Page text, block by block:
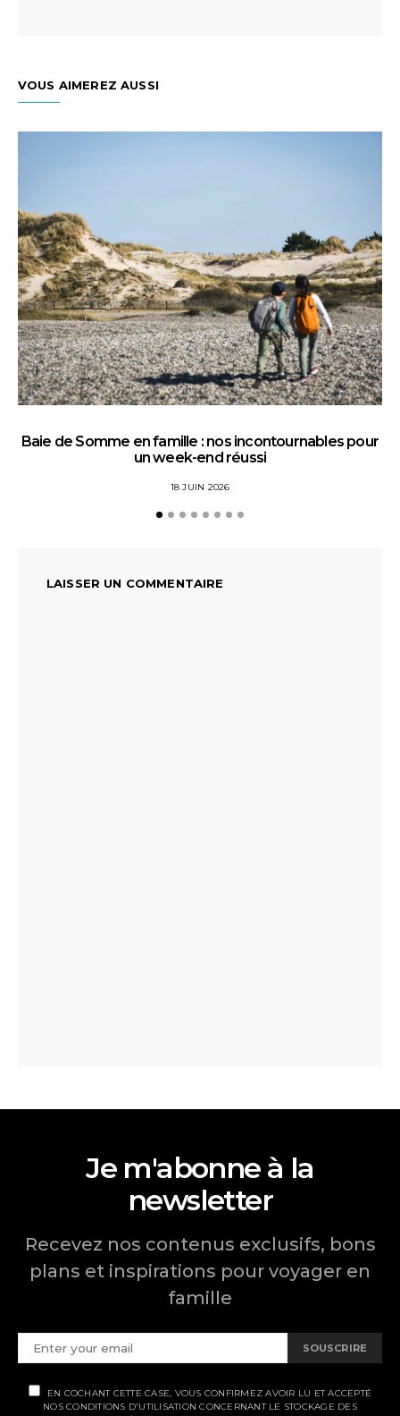
VOUS AIMEREZ AUSSI
Baie de Somme en famille : nos incontournables pour
un week-end réussi
18 JUIN 2026
LAISSER UN COMMENTAIRE
Je m'abonne à la
newsletter
Recevez nos contenus exclusifs, bons
plans et inspirations pour voyager en
famille
SOUSCRIRE
EN COCHANT CETTE CASE, VOUS CONFIRMEZ AVOIR LU ET ACCEPTÉ
NOS CONDITIONS D'UTILISATION CONCERNANT LE STOCKAGE DES